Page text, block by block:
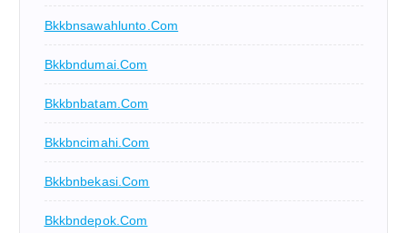
Bkkbnsawahlunto.com
Bkkbndumai.com
Bkkbnbatam.com
Bkkbncimahi.com
Bkkbnbekasi.com
Bkkbndepok.com